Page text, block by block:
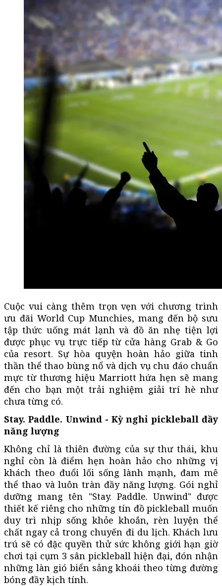
Cuộc vui càng thêm trọn vẹn với chương trình
ưu đãi World Cup Munchies, mang đến bộ sưu
tập thức uống mát lạnh và đồ ăn nhẹ tiện lợi
được phục vụ trực tiếp từ cửa hàng Grab & Go
của resort. Sự hòa quyện hoàn hảo giữa tinh
thần thể thao bùng nổ và dịch vụ chu đáo chuẩn
mực từ thương hiệu Marriott hứa hẹn sẽ mang
đến cho bạn một trải nghiệm giải trí hè như
chưa từng có.
Stay. Paddle. Unwind - Kỳ nghỉ pickleball đầy
năng lượng
Không chỉ là thiên đường của sự thư thái, khu
nghỉ còn là điểm hẹn hoàn hảo cho những vị
khách theo đuổi lối sống lành mạnh, đam mê
thể thao và luôn tràn đầy năng lượng. Gói nghỉ
dưỡng mang tên "Stay. Paddle. Unwind" được
thiết kế riêng cho những tín đồ pickleball muốn
duy trì nhịp sống khỏe khoắn, rèn luyện thể
chất ngay cả trong chuyến đi du lịch. Khách lưu
trú sẽ có đặc quyền thử sức không giới hạn giờ
chơi tại cụm 3 sân pickleball hiện đại, đón nhận
những làn gió biển sảng khoái theo từng đường
bóng đầy kịch tính.